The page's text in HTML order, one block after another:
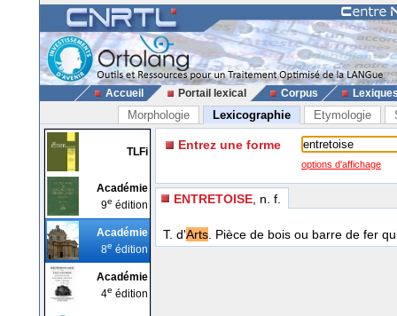
Accueil Portail lexical Corpus
Morphologie Lexicographie Etymologie
TLFi
Académie
9e édition
Académie
8e édition
Académie
4e édition
Entrez une forme
options d'affichage
ENTRETOISE , n. f.
T. d'Arts. Pièce de bois ou barre de fer